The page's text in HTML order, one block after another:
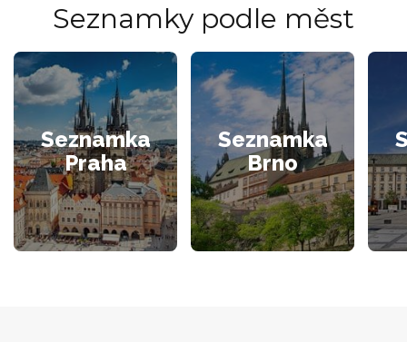
Seznamky podle měst
Seznamka
Praha
Seznamka
Brno